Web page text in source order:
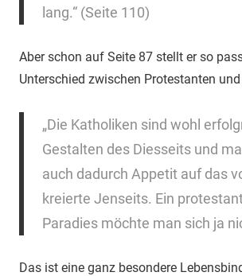
lang.“ (Seite 110)
Aber schon auf Seite 87 stellt er so
Unterschied zwischen Protestanten
„Die Katholiken sind wohl
Gestalten des Diesseits und
auch dadurch Appetit auf das
kreierte Jenseits. Ein
Paradies möchte man sich ja
Das ist eine ganz besondere